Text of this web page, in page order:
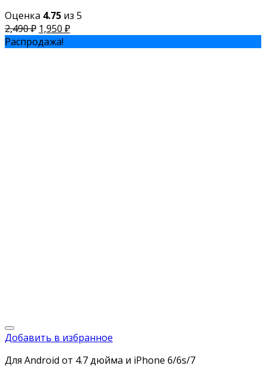
Оценка 4.75 из 5
2,490₽ 1,950 ₽
Распродажа!
Добавить в избранное
Для Android от 4.7 дюйма и iPhone 6/6s/7